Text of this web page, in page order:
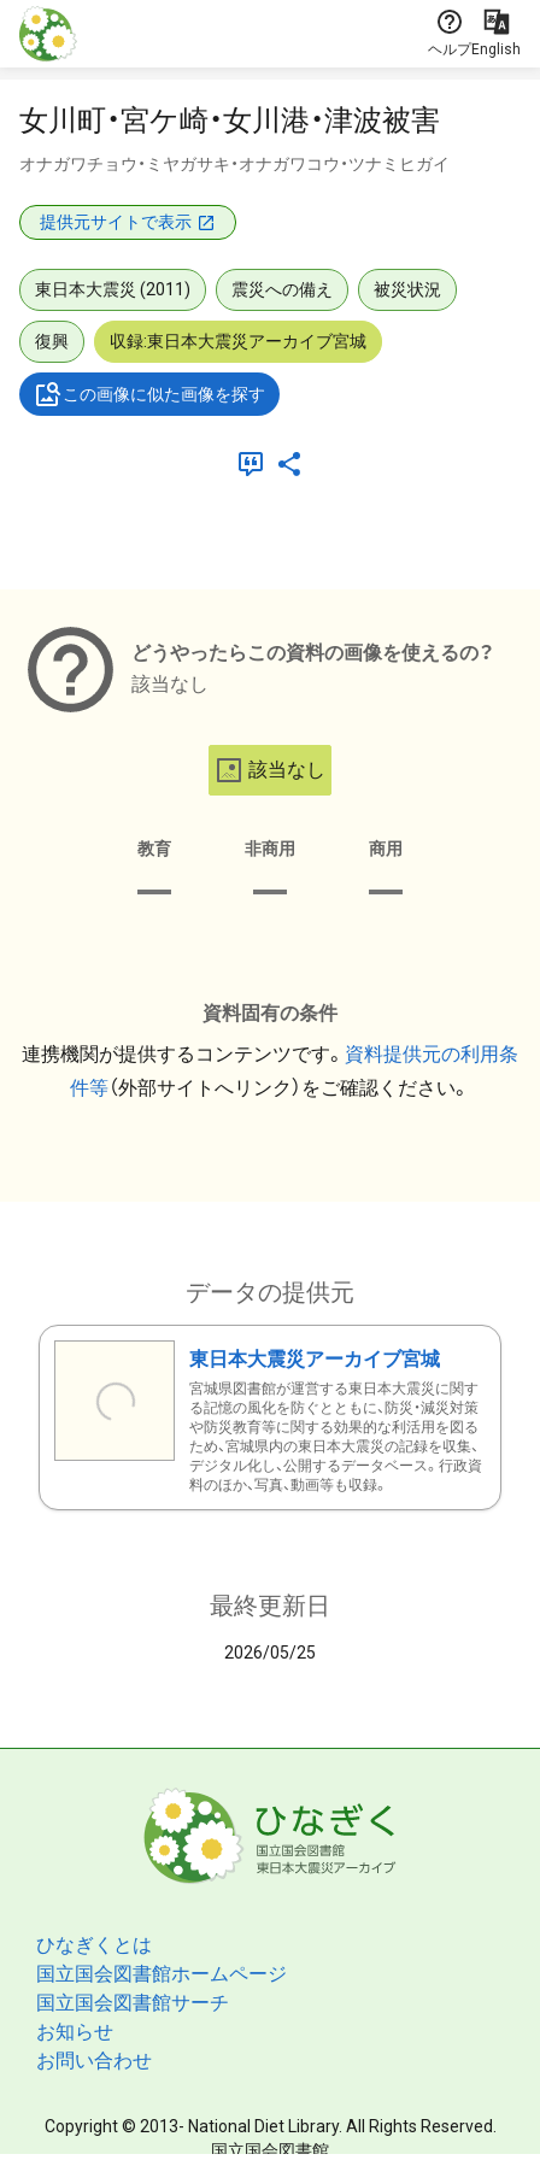
本文に飛ぶ
ヘルプEnglish
女川町・宮ケ崎・女川港・津波被害
オナガワチョウ・ミヤガサキ・オナガワコウ・ツナミヒガイ
提供元サイトで表示
東日本大震災 (2011) 震災への備え 被災状況
復興 収録:東日本大震災アーカイブ宮城
この画像に似た画像を探す
どうやったらこの資料の画像を使えるの？
該当なし
該当なし
教育 非商用 商用
資料固有の条件
連携機関が提供するコンテンツです。 資料提供元の利用条
件等（外部サイトへリンク）をご確認ください。
データの提供元
東日本大震災アーカイブ宮城
宮城県図書館が運営する東日本大震災に関す
る記憶の風化を防ぐとともに、防災・減災対策
や防災教育等に関する効果的な利活用を図る
ため、宮城県内の東日本大震災の記録を収集、
デジタル化し、公開するデータベース。行政資
料のほか、写真、動画等も収録。
最終更新日
2026/05/25
ひなぎくとは
国立国会図書館ホームページ
国立国会図書館サーチ
お知らせ
お問い合わせ
Copyright © 2013- National Diet Library. All Rights Reserved.